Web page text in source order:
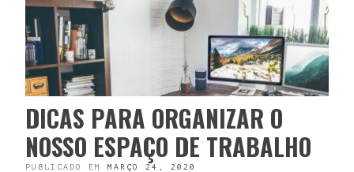
DICAS PARA ORGANIZAR O
NOSSO ESPAÇO DE TRABALHO
PUBLICADO EM MARÇO 24, 2020